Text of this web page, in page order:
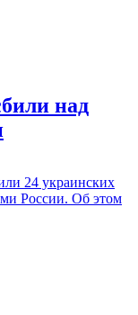
над
24 украинских
России. Об этом